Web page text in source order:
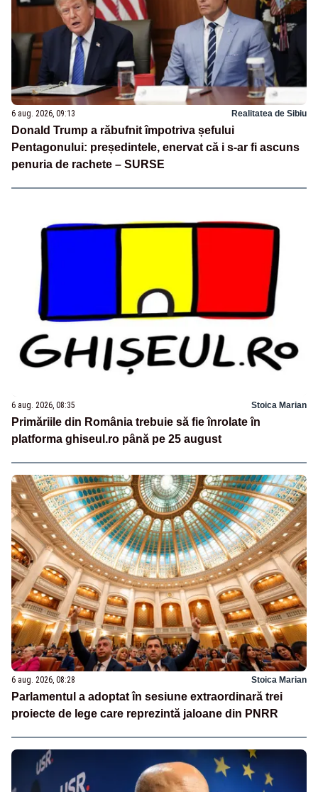
6 aug. 2026, 09:13 Realitatea de Sibiu
Donald Trump a răbufnit împotriva șefului
Pentagonului: președintele, enervat că i s-ar fi ascuns
penuria de rachete – SURSE
6 aug. 2026, 08:35 Stoica Marian
Primăriile din România trebuie să fie înrolate în
platforma ghiseul.ro până pe 25 august
6 aug. 2026, 08:28 Stoica Marian
Parlamentul a adoptat în sesiune extraordinară trei
proiecte de lege care reprezintă jaloane din PNRR